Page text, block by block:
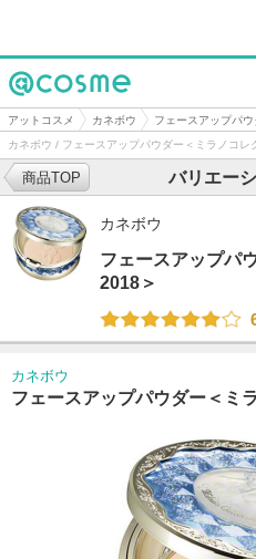
@cosme
アットコスメ カネボウ フェースアップパ
カネボウ / フェースアップパウダー＜ミラノコ
バリエー
商品TOP
カネボウ
フェースアップパ
2018＞
カネボウ
フェースアップパウダー＜ミ